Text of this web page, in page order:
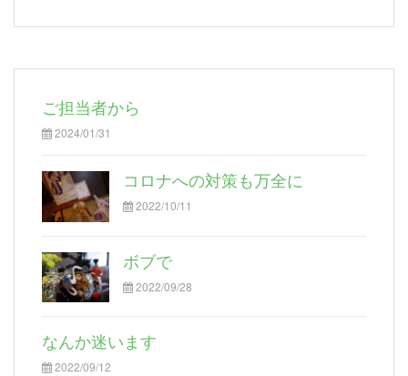
ご担当者から
2024/01/31
コロナへの対策も万全に
2022/10/11
ボブで
2022/09/28
なんか迷います
2022/09/12